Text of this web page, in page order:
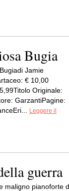
Bugia
Jamie
€ 10,00
Originale:
GarzantiPagine:
Leggere il
guerra
maligno pianoforte